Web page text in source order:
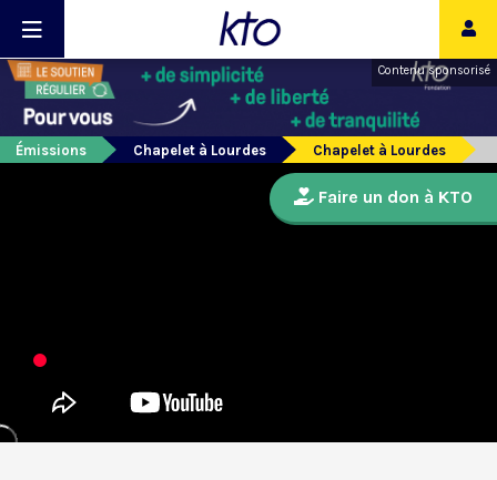
Contenu sponsorisé
Émissions Chapelet à Lourdes Chapelet à Lourdes
Faire un don à KTO